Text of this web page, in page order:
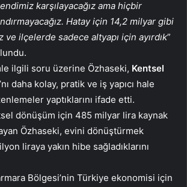
karşılayacağız ama hiçbir
Hatay için 14,2 milyar gibi
ve ilçelerde sadece altyapı için ayırdık”
ilgili soru üzerine Özhaseki, Kentsel
daha kolay, pratik ve iş yapıcı hale
yaptıklarını ifade etti.
dönüşüm için 485 milyar lira kaynak
Özhaseki, evini dönüştürmek
liraya yakın hibe sağladıklarını
Bölgesi’nin Türkiye ekonomisi için